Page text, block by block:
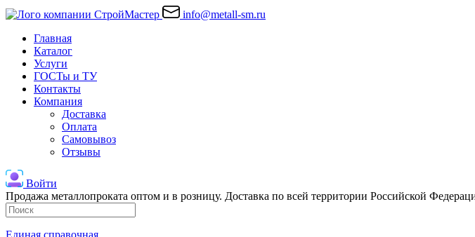
info@metall-sm.ru
Главная
Каталог
Услуги
ГОСТы и ТУ
Контакты
Компания
Доставка
Оплата
Самовывоз
Отзывы
Войти
Продажа металлопроката оптом и в розницу. Доставка по всей территории Российской
Единая справочная